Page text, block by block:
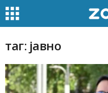
таг: јавно